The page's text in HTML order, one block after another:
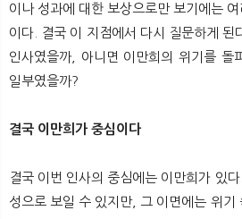
이나 성과에 대한 보상으로만 보기에는
이다. 결국 이 지점에서 다시 질문하게 된
인사였을까, 아니면 이만희의 위기를 돌
일부였을까?
결국 이만희가 중심이다
결국 이번 인사의 중심에는 이만희가 있
성으로 보일 수 있지만, 그 이면에는 위기